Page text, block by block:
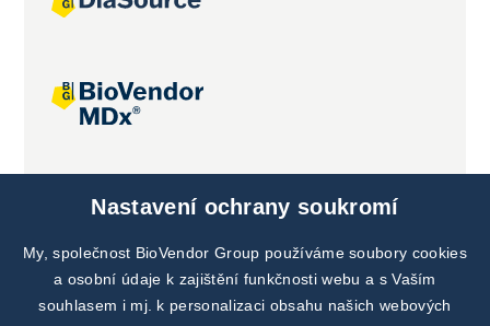
Nastavení ochrany soukromí
My, společnost BioVendor Group používáme soubory cookies
a osobní údaje k zajištění funkčnosti webu a s Vaším
souhlasem i mj. k personalizaci obsahu našich webových